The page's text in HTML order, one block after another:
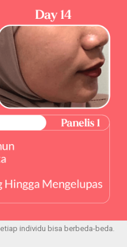
individu bisa berbeda-beda.